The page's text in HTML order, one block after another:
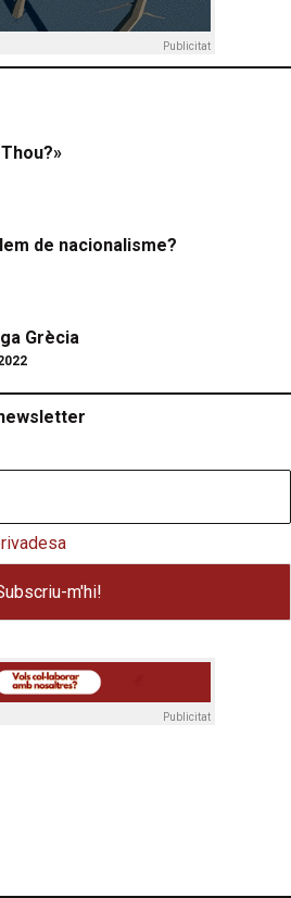
Publicitat
de nacionalisme?
Grècia
Publicitat